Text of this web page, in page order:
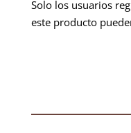
Solo los usuarios
este producto